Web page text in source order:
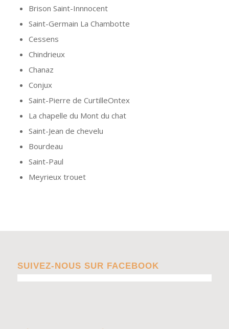
Brison Saint-Innnocent
Saint-Germain La Chambotte
Cessens
Chindrieux
Chanaz
Conjux
Saint-Pierre de CurtilleOntex
La chapelle du Mont du chat
Saint-Jean de chevelu
Bourdeau
Saint-Paul
Meyrieux trouet
SUIVEZ-NOUS SUR FACEBOOK